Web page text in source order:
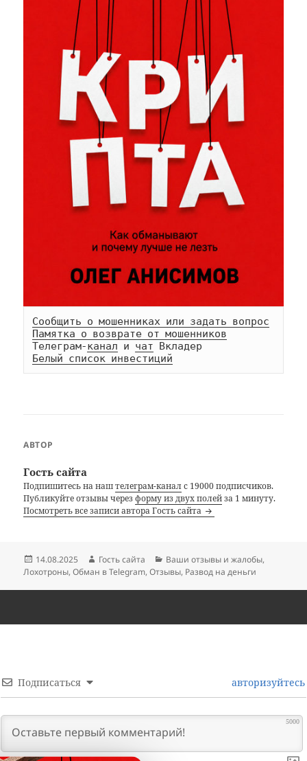
Сообщить о мошенниках или задать вопрос
Памятка о возврате от мошенников
Телеграм-канал и чат
Белый список инвестиций
АВТОР
Гость сайта
Подпишитесь на наштелеграм-каналс 19000 подписчиков.
Публикуйте отзывы черезформу из двух полейза 1 минуту.
Посмотреть все записи автора Гость сайта
Опубликовано
14.08.2025 Автор
Гость сайта Рубрики
Ваши отзывы и жалобы,
Лохотроны,Обман в Telegram,Отзывы, Развод на деньги
Подписаться авторизуйтесь
5000